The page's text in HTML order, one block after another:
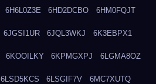
6H6L0Z3E 6HD2DCBO 6HM0FQJT
6JGSI1UR 6JQL3WKJ 6K3EBPX1
6KOOILKY 6KPMGXPJ 6LGMA8OZ
6LSD5KCS 6LSGIF7V 6MC7XUTQ